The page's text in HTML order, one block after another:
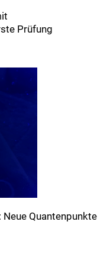
Prüfung
Quantenpunkte